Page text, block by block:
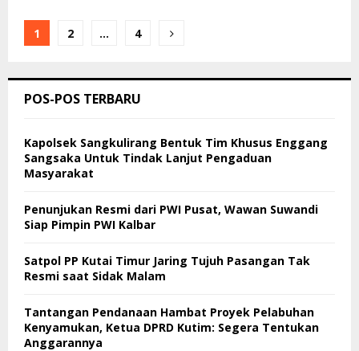
Paginasi
1 2 … 4
POS-POS TERBARU
Kapolsek Sangkulirang Bentuk Tim Khusus Enggang
Sangsaka Untuk Tindak Lanjut Pengaduan
Masyarakat
Penunjukan Resmi dari PWI Pusat, Wawan Suwandi
Siap Pimpin PWI Kalbar
Satpol PP Kutai Timur Jaring Tujuh Pasangan Tak
Resmi saat Sidak Malam
Tantangan Pendanaan Hambat Proyek Pelabuhan
Kenyamukan, Ketua DPRD Kutim: Segera Tentukan
Anggarannya